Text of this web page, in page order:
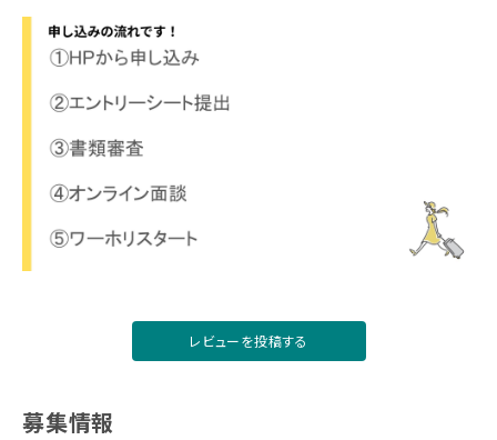
レビューを投稿する
募集情報